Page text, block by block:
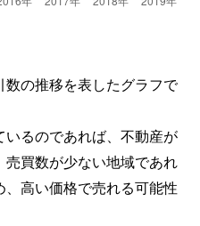
の推移を表したグラフで
るのであれば、不動産が
買数が少ない地域であれ
高い価格で売れる可能性